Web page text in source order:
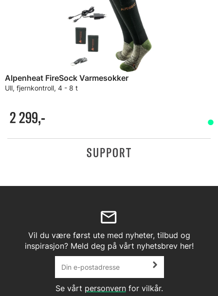
Alpenheat FireSock Varmesokker
Ull, fjernkontroll, 4 - 8 t
2 299,-
SUPPORT
Vil du være først ute med nyheter, tilbud og
inspirasjon? Meld deg på vårt nyhetsbrev her!
Se vårt personvernfor vilkår.